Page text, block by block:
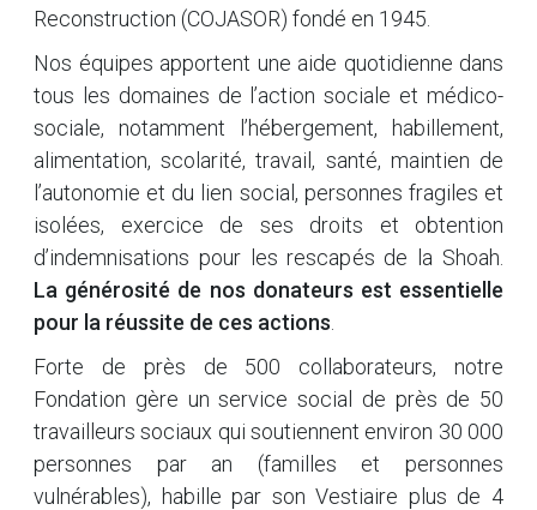
Reconstruction (COJASOR) fondé en 1945.
Nos équipes apportent une aide quotidienne dans
tous les domaines de l’action sociale et médico-
sociale, notamment l’hébergement, habillement,
alimentation, scolarité, travail, santé, maintien de
l’autonomie et du lien social, personnes fragiles et
isolées, exercice de ses droits et obtention
d’indemnisations pour les rescapés de la Shoah.
La générosité de nos donateurs est essentielle
pour la réussite de ces actions
Forte de près de 500 collaborateurs, notre
Fondation gère un service social de près de 50
travailleurs sociaux qui soutiennent environ 30 000
personnes par an (familles et personnes
vulnérables), habille par son Vestiaire plus de 4